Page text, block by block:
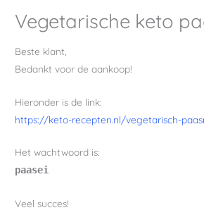
Vegetarische keto
Beste klant,
Bedankt voor de aankoop!
Hieronder is de link:
https://keto-recepten.nl/vegetarisch-
Het wachtwoord is:
paasei
Veel succes!